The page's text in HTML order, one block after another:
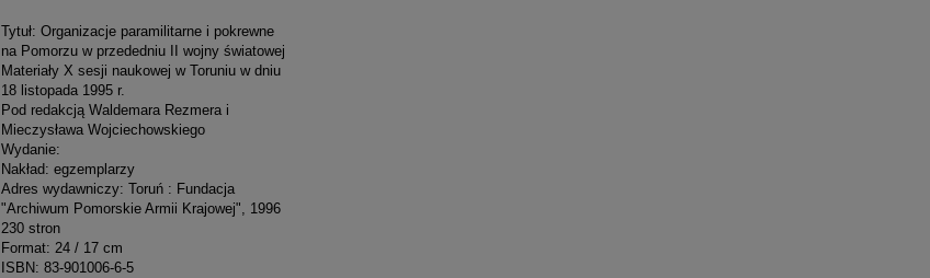
Tytuł: Organizacje paramilitarne i pokrewne
na Pomorzu w przededniu II wojny światowej
Materiały X sesji naukowej w Toruniu w dniu
18 listopada 1995 r.
Pod redakcją Waldemara Rezmera i
Mieczysława Wojciechowskiego
Wydanie:
Nakład: egzemplarzy
Adres wydawniczy: Toruń : Fundacja
"Archiwum Pomorskie Armii Krajowej", 1996
230 stron
Format: 24 / 17 cm
ISBN: 83-901006-6-5